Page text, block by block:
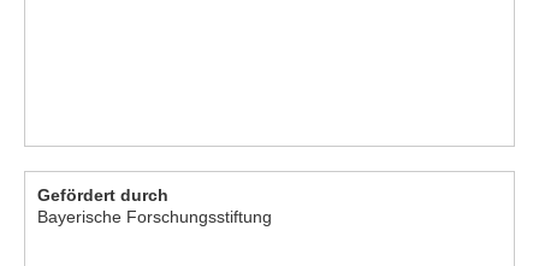
Gefördert durch
Bayerische Forschungsstiftung